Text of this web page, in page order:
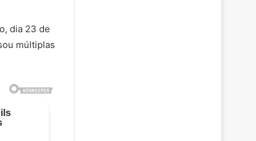
dia 23 de
múltiplas